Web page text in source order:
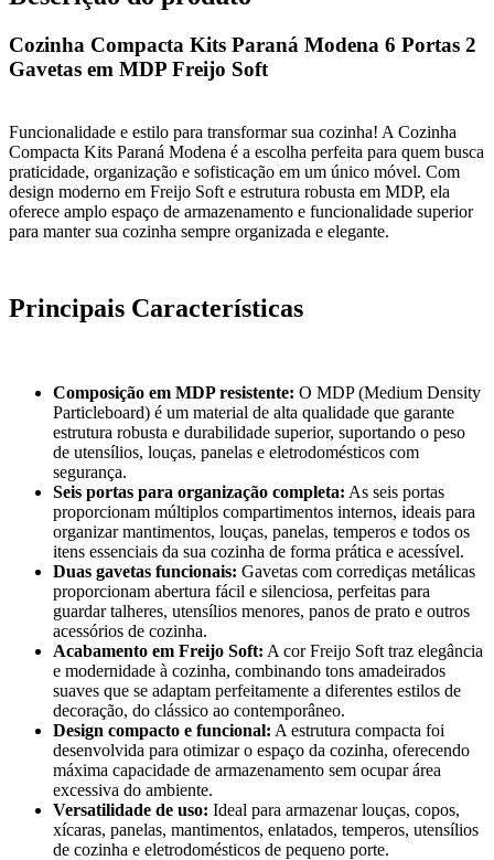
Cozinha Compacta Kits Paraná Modena 6 Portas 2
Gavetas em MDP Freijo Soft
Funcionalidade e estilo para transformar sua cozinha! A Cozinha
Compacta Kits Paraná Modena é a escolha perfeita para quem busca
praticidade, organização e sofisticação em um único móvel. Com
design moderno em Freijo Soft e estrutura robusta em MDP, ela
oferece amplo espaço de armazenamento e funcionalidade superior
para manter sua cozinha sempre organizada e elegante.
Principais Características
Composição em MDP resistente: O MDP (Medium Density
Particleboard) é um material de alta qualidade que garante
estrutura robusta e durabilidade superior, suportando o peso
de utensílios, louças, panelas e eletrodomésticos com
segurança.
Seis portas para organização completa: As seis portas
proporcionam múltiplos compartimentos internos, ideais para
organizar mantimentos, louças, panelas, temperos e todos os
itens essenciais da sua cozinha de forma prática e acessível.
Duas gavetas funcionais: Gavetas com corrediças metálicas
proporcionam abertura fácil e silenciosa, perfeitas para
guardar talheres, utensílios menores, panos de prato e outros
acessórios de cozinha.
Acabamento em Freijo Soft: A cor Freijo Soft traz elegância
e modernidade à cozinha, combinando tons amadeirados
suaves que se adaptam perfeitamente a diferentes estilos de
decoração, do clássico ao contemporâneo.
Design compacto e funcional: A estrutura compacta foi
desenvolvida para otimizar o espaço da cozinha, oferecendo
máxima capacidade de armazenamento sem ocupar área
excessiva do ambiente.
Versatilidade de uso: Ideal para armazenar louças, copos,
xícaras, panelas, mantimentos, enlatados, temperos, utensílios
de cozinha e eletrodomésticos de pequeno porte.